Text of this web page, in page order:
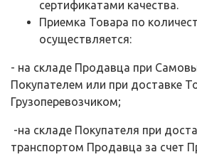
сертификатами качества.
Приемка Товара по
осуществляется:
- на складе Продавца при
Покупателем или при доставке
Грузоперевозчиком;
-на складе Покупателя при
транспортом Продавца за счет